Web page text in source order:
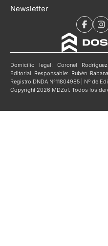
Newsletter
Domicilio legal: Coronel
Editorial Responsable: Rubén
Registro DNDA N°11804985 | Nº de
Copyright 2026 MDZol. Todos los